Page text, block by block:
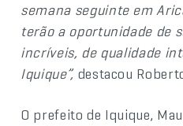
semana seguinte em
terão a oportunidade de
incríveis, de qualidade
Iquique”, destacou
O prefeito de Iquique,